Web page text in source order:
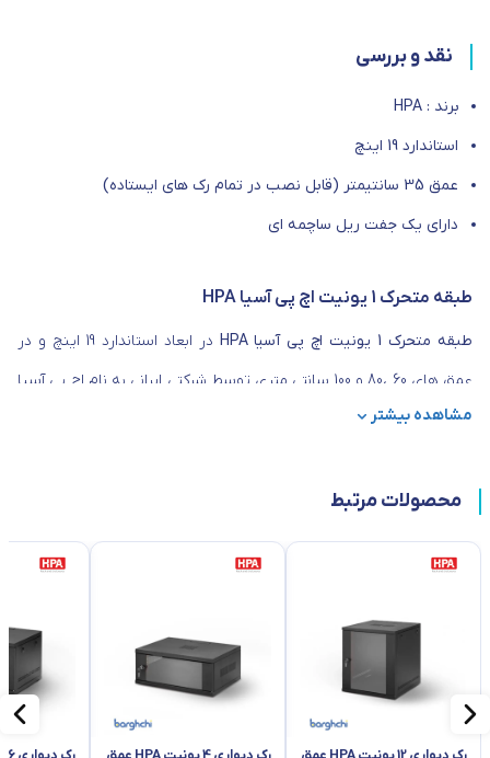
نقد و بررسی
برند : HPA
استاندارد 19 اینچ
عمق 35 سانتیمتر (قابل نصب در تمام رک های ایستاده)
دارای یک جفت ریل ساچمه ای
طبقه متحرک 1 یونیت اچ پی آسیا HPA
طبقه متحرک 1 یونیت اچ پی آسیا HPA
در ابعاد استاندارد 19 اینچ و در
عمق های 60 ،80 و 100 سانتی متری توسط شرکتی ایرانی به نام اچ پی آسیا
وزن بیشتری را در برابر تجهیزاتی که بر روی آن قرار می گیرد داشته باشد.
این محصول
دارای دو ریل دوبل بلبرینگی تایوانی و استوپ
نگهدارنده طبقه می باشد.
مشاهده بیشتر
محصولات مرتبط